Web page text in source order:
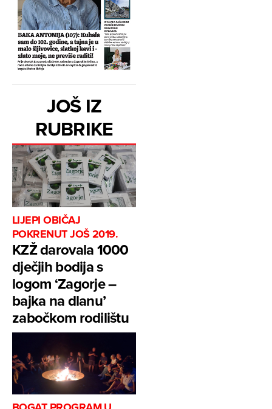
JOŠ IZ
RUBRIKE
LIJEPI OBIČAJ
POKRENUT JOŠ 2019.
KZŽ darovala 1000
dječjih bodija s
logom ‘Zagorje –
bajka na dlanu’
zabočkom rodilištu